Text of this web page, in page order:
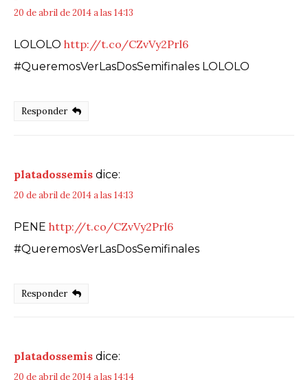
20 de abril de 2014 a las 14:13
LOLOLO http://t.co/CZvVy2Prl6
#QueremosVerLasDosSemifinales LOLOLO
Responder
platadossemis dice:
20 de abril de 2014 a las 14:13
PENE http://t.co/CZvVy2Prl6
#QueremosVerLasDosSemifinales
Responder
platadossemis dice:
20 de abril de 2014 a las 14:14